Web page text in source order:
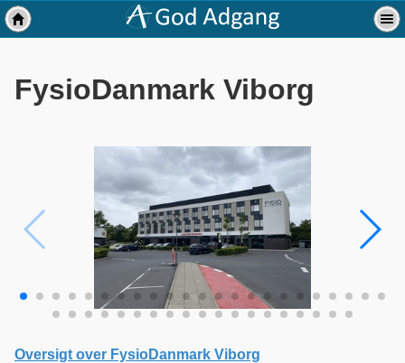
FysioDanmark Viborg
Oversigt over FysioDanmark Viborg